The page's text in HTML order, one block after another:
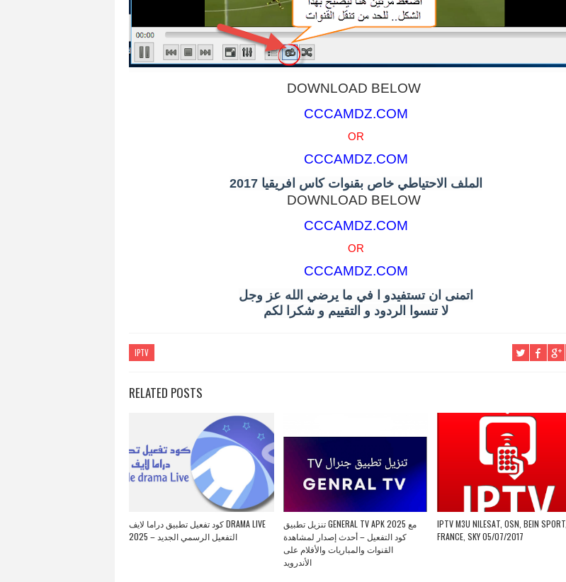
DOWNLOAD BELOW
CCCAMDZ.COM
OR
CCCAMDZ.COM
الملف الاحتياطي خاص بقنوات كاس افريقيا 2017
DOWNLOAD BELOW
CCCAMDZ.COM
OR
CCCAMDZ.COM
اتمنى ان تستفيدو ا في ما يرضي الله عز وجل
لا تنسوا الردود و التقييم و شكرا لكم
IPTV
RELATED POSTS
كود تفعيل تطبيق دراما لايف DRAMA LIVE
2025 – التفعيل الرسمي الجديد
تنزيل تطبيق GENERAL TV APK 2025 مع
كود التفعيل – أحدث إصدار لمشاهدة
القنوات والمباريات والأفلام على
الأندرويد
IPTV M3U NILESAT, OSN, BEIN SPORT,
FRANCE, SKY 05/07/2017